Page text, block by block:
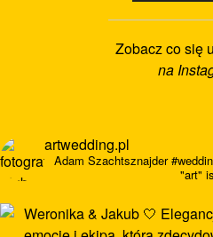
Zobacz co się
na
artwedding.pl
Adam Szachtsznajder
"art"